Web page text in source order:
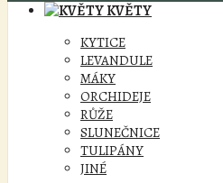
KVĚTY
KYTICE
LEVANDULE
MÁKY
ORCHIDEJE
RŮŽE
SLUNEČNICE
TULIPÁNY
JINÉ